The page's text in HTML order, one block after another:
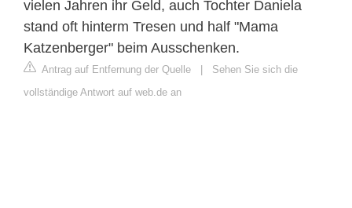
vielen Jahren ihr Geld, auch Tochter Daniela
stand oft hinterm Tresen und half "Mama
Katzenberger" beim Ausschenken.
Antrag auf Entfernung der Quelle | Sehen Sie sich die
vollständige Antwort auf web.de an